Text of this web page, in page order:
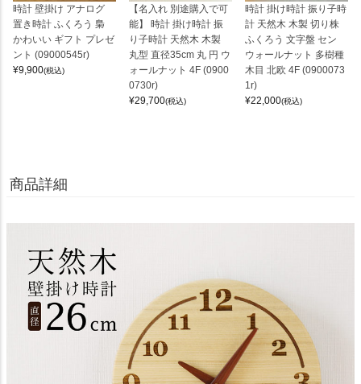
時計 壁掛け アナログ
置き時計 ふくろう 梟
かわいい ギフト プレゼ
ント (09000545r)
¥9,900(税込)
【名入れ 別途購入で可
能】 時計 掛け時計 振
り子時計 天然木 木製
丸型 直径35cm 丸 円 ウ
ォールナット 4F (0900
0730r)
¥29,700(税込)
時計 掛け時計 振り子時
計 天然木 木製 切り株
ふくろう 文字盤 セン
ウォールナット 多樹種
木目 北欧 4F (0900073
1r)
¥22,000(税込)
商品詳細